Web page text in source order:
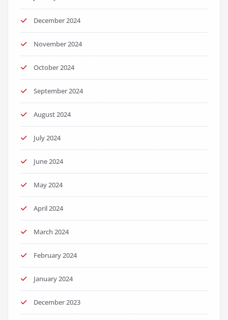
December 2024
November 2024
October 2024
September 2024
August 2024
July 2024
June 2024
May 2024
April 2024
March 2024
February 2024
January 2024
December 2023